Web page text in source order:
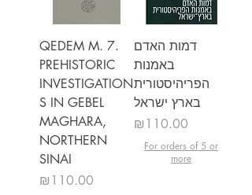
דמות האדם
באמנות
הפריהיסטורית
בארץ ישראל
מחיר
₪110.00
For orders of 5 or
more
QEDEM M. 7.
PREHISTORIC
INVESTIGATION
S IN GEBEL
MAGHARA,
NORTHERN
SINAI
מחיר
₪110.00